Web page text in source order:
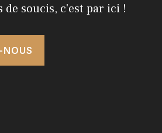
de soucis, c'est par ici !